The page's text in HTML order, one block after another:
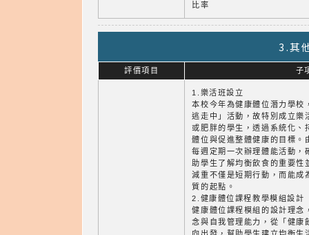
比率
3.其
評價項目 子
1.樂活班設立
本校今年為健康體位潛力學校
逃走中」活動，故特別成立樂
或肥胖的學生，透過系統化、
體位與促進整體健康的目標。
每週定期一次辦理體能活動，
助學生了解均衡飲食的重要
減重不僅是短期行動，而能成
質的起點。
2.健康體位課程教學模組設計
健康體位課程模組的設計理念
念與自我管理能力，從「健康